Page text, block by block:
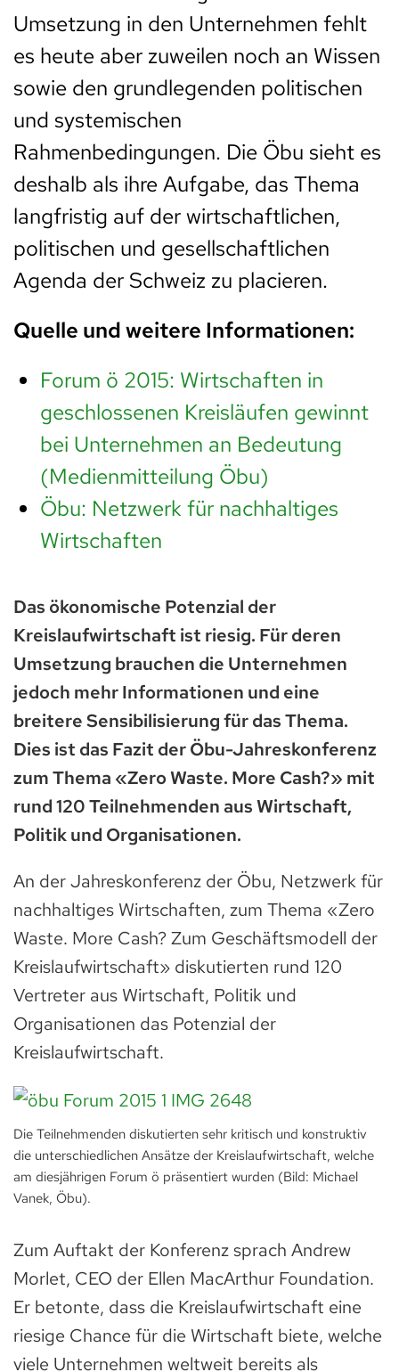
Umsetzung in den Unternehmen fehlt
es heute aber zuweilen noch an Wissen
sowie den grundlegenden politischen
und systemischen
Rahmenbedingungen. Die Öbu sieht es
deshalb als ihre Aufgabe, das Thema
langfristig auf der wirtschaftlichen,
politischen und gesellschaftlichen
Agenda der Schweiz zu placieren.
Quelle und weitere Informationen:
Forum ö 2015: Wirtschaften in
geschlossenen Kreisläufen gewinnt
bei Unternehmen an Bedeutung
(Medienmitteilung Öbu)
Öbu: Netzwerk für nachhaltiges
Wirtschaften
Das ökonomische Potenzial der
Kreislaufwirtschaft ist riesig. Für deren
Umsetzung brauchen die Unternehmen
jedoch mehr Informationen und eine
breitere Sensibilisierung für das Thema.
Dies ist das Fazit der Öbu-Jahreskonferenz
zum Thema «Zero Waste. More Cash?» mit
rund 120 Teilnehmenden aus Wirtschaft,
Politik und Organisationen.
An der Jahreskonferenz der Öbu, Netzwerk für
nachhaltiges Wirtschaften, zum Thema «Zero
Waste. More Cash? Zum Geschäftsmodell der
Kreislaufwirtschaft» diskutierten rund 120
Vertreter aus Wirtschaft, Politik und
Organisationen das Potenzial der
Kreislaufwirtschaft.
Die Teilnehmenden diskutierten sehr kritisch und konstruktiv
die unterschiedlichen Ansätze der Kreislaufwirtschaft, welche
am diesjährigen Forum ö präsentiert wurden (Bild: Michael
Vanek, Öbu).
Zum Auftakt der Konferenz sprach Andrew
Morlet, CEO der Ellen MacArthur Foundation.
Er betonte, dass die Kreislaufwirtschaft eine
riesige Chance für die Wirtschaft biete, welche
viele Unternehmen weltweit bereits als